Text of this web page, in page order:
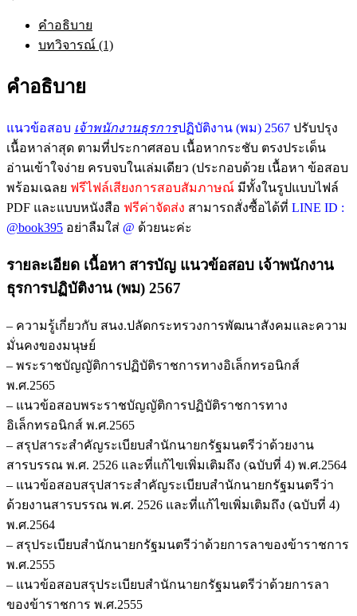
คำอธิบาย
บทวิจารณ์ (1)
คำอธิบาย
แนวข้อสอบ เจ้าพนักงานธุรการปฏิบัติงาน (พม) 2567 ปรับปรุง
เนื้อหาล่าสุด ตามที่ประกาศสอบ เนื้อหากระชับ ตรงประเด็น
อ่านเข้าใจง่าย ครบจบในเล่มเดียว (ประกอบด้วย เนื้อหา ข้อสอบ
พร้อมเฉลย ฟรีไฟล์เสียงการสอบสัมภาษณ์ มีทั้งในรูปแบบไฟล์
PDF และแบบหนังสือ ฟรีค่าจัดส่ง สามารถสั่งซื้อได้ที่ LINE ID :
@book395 อย่าลืมใส่ @ ด้วยนะค่ะ
รายละเอียด เนื้อหา สารบัญ แนวข้อสอบ เจ้าพนักงาน
ธุรการปฏิบัติงาน (พม) 2567
– ความรู้เกี่ยวกับ สนง.ปลัดกระทรวงการพัฒนาสังคมและความ
มั่นคงของมนุษย์
– พระราชบัญญัติการปฏิบัติราชการทางอิเล็กทรอนิกส์
พ.ศ.2565
– แนวข้อสอบพระราชบัญญัติการปฏิบัติราชการทาง
อิเล็กทรอนิกส์ พ.ศ.2565
– สรุปสาระสำคัญระเบียบสำนักนายกรัฐมนตรีว่าด้วยงาน
สารบรรณ พ.ศ. 2526 และที่แก้ไขเพิ่มเติมถึง (ฉบับที่ 4) พ.ศ.2564
– แนวข้อสอบสรุปสาระสำคัญระเบียบสำนักนายกรัฐมนตรีว่า
ด้วยงานสารบรรณ พ.ศ. 2526 และที่แก้ไขเพิ่มเติมถึง (ฉบับที่ 4)
พ.ศ.2564
– สรุประเบียบสำนักนายกรัฐมนตรีว่าด้วยการลาของข้าราชการ
พ.ศ.2555
– แนวข้อสอบสรุประเบียบสำนักนายกรัฐมนตรีว่าด้วยการลา
ของข้าราชการ พ.ศ.2555